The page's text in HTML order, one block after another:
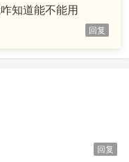
知道能不能用
回复
回复